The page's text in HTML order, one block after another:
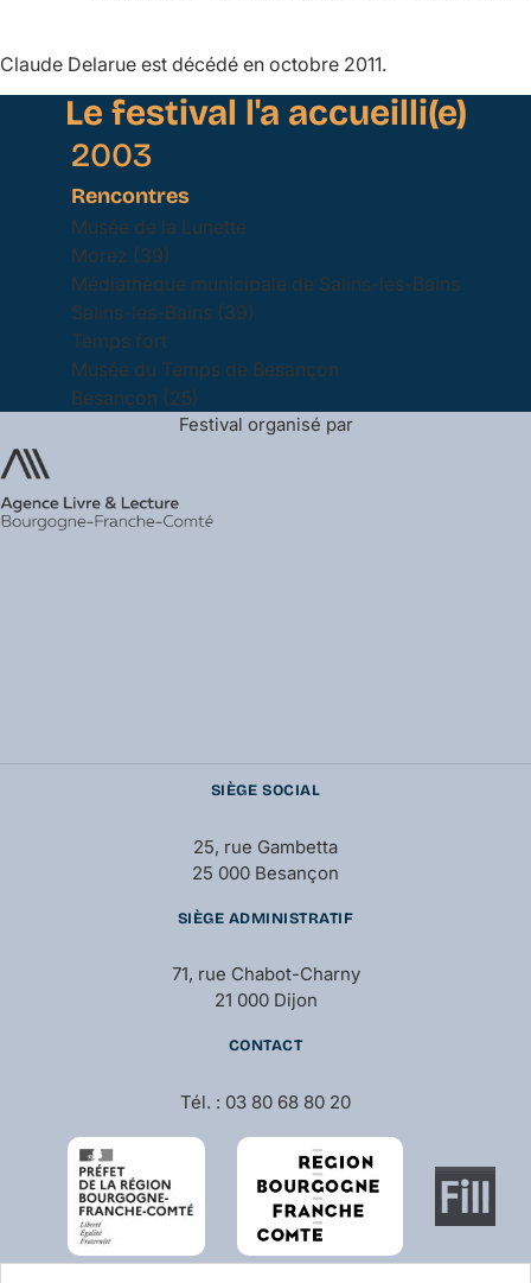
Claude Delarue est décédé en octobre 2011.
Le festival l'a accueilli(e)
2003
Rencontres
Musée de la Lunette
Morez (39)
Médiathèque municipale de Salins-les-Bains
Salins-les-Bains (39)
Temps fort
Musée du Temps de Besançon
Besançon (25)
Festival organisé par
SIÈGE SOCIAL
25, rue Gambetta
25 000 Besançon
SIÈGE ADMINISTRATIF
71, rue Chabot-Charny
21 000 Dijon
CONTACT
Tél. : 03 80 68 80 20